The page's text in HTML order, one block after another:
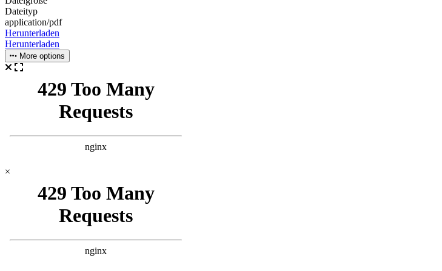
Dateityp
application/pdf
Herunterladen
Herunterladen
More options
×